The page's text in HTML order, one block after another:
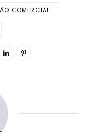
COMERCIAL